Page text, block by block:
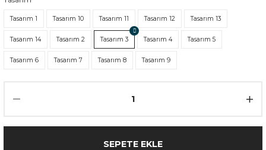
Tasarım 1 Tasarım 10 Tasarım 11 Tasarım 12 Tasarım 13
Tasarım 14 Tasarım 2 Tasarım 3 Tasarım 4 Tasarım 5
Tasarım 6 Tasarım 7 Tasarım 8 Tasarım 9
SEPETE EKLE